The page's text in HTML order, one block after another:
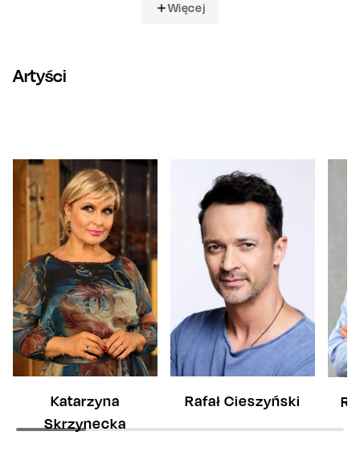
Więcej
Artyści
Katarzyna
Skrzynecka
Rafał Cieszyński